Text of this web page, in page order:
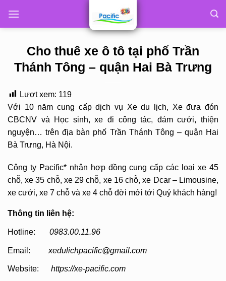
Cho thuê xe ô tô tại phố Trần
Thánh Tông – quận Hai Bà Trưng
Lượt xem: 119
Với 10 năm cung cấp dịch vụ Xe du lịch, Xe đưa đón
CBCNV và Học sinh, xe đi công tác, đám cưới, thiện
nguyện… trên địa bàn phố Trần Thánh Tông – quận Hai
Bà Trưng, Hà Nội.
Công ty Pacific* nhận hợp đồng cung cấp các loại xe 45
chỗ, xe 35 chỗ, xe 29 chỗ, xe 16 chỗ, xe Dcar – Limousine,
xe cưới, xe 7 chỗ và xe 4 chỗ đời mới tới Quý khách hàng!
Thông tin liên hệ:
Hotline: 0983.00.11.96
Email: xedulichpacific@gmail.com
Website: https://xe-pacific.com